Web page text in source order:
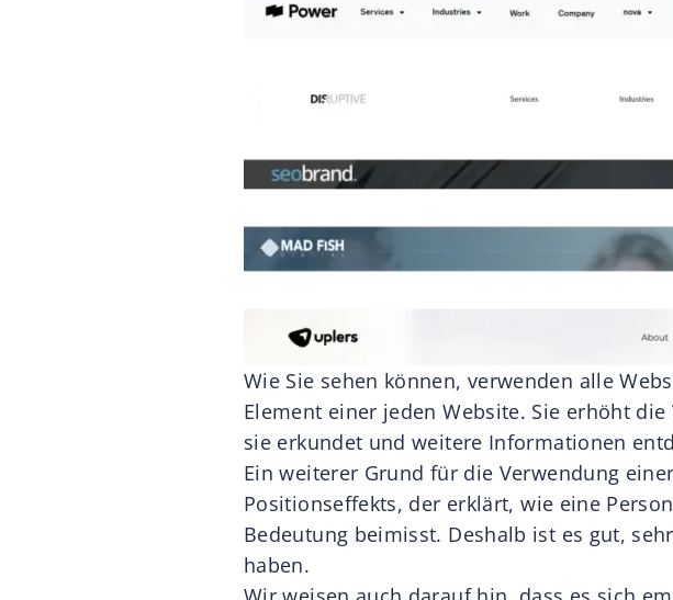
Wie Sie sehen können, verwenden alle
Element einer jeden Website. Sie erhöht
sie erkundet und weitere Informationen
Ein weiterer Grund für die Verwendung
Positionseffekts, der erklärt, wie eine
Bedeutung beimisst. Deshalb ist es gut,
haben.